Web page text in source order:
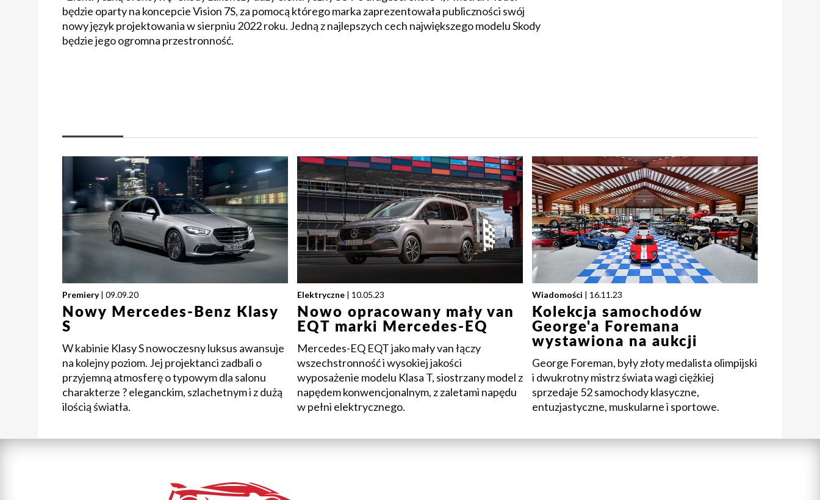
będzie oparty na koncepcie Vision 7S, za pomocą którego marka zaprezentowała publiczności swój
nowy język projektowania w sierpniu 2022 roku. Jedną z najlepszych cech największego modelu Skody
będzie jego ogromna przestronność.
Premiery | 09.09.20
Nowy Mercedes-Benz Klasy
S
W kabinie Klasy S nowoczesny luksus awansuje
na kolejny poziom. Jej projektanci zadbali o
przyjemną atmosferę o typowym dla salonu
charakterze ? eleganckim, szlachetnym i z dużą
ilością światła.
Elektryczne | 10.05.23
Nowo opracowany mały van
EQT marki Mercedes-EQ
Mercedes-EQ EQT jako mały van łączy
wszechstronność i wysokiej jakości
wyposażenie modelu Klasa T, siostrzany model z
napędem konwencjonalnym, z zaletami napędu
w pełni elektrycznego.
Wiadomości | 16.11.23
Kolekcja samochodów
George'a Foremana
wystawiona na aukcji
George Foreman, były złoty medalista olimpijski
i dwukrotny mistrz świata wagi ciężkiej
sprzedaje 52 samochody klasyczne,
entuzjastyczne, muskularne i sportowe.